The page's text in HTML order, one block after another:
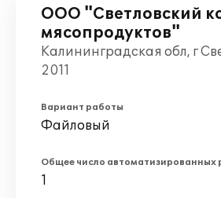
ООО "Светловский
мясопродуктов"
Калининградская обл, г
2011
Вариант работы
Файловый
Общее число автоматизированных
1